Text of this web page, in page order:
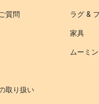
質問
取り扱い
ラグ &
家具
ムーミ